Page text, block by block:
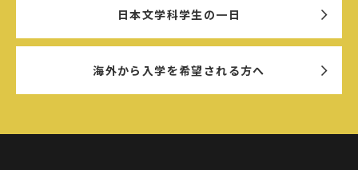
日本文学科学生の一日
海外から入学を希望される方へ